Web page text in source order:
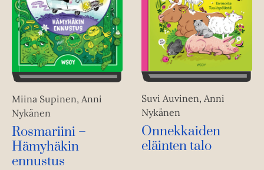
Miina Supinen, Anni
Nykänen
Rosmariini –
Hämyhäkin
ennustus
Suvi Auvinen, Anni
Nykänen
Onnekkaiden
eläinten talo